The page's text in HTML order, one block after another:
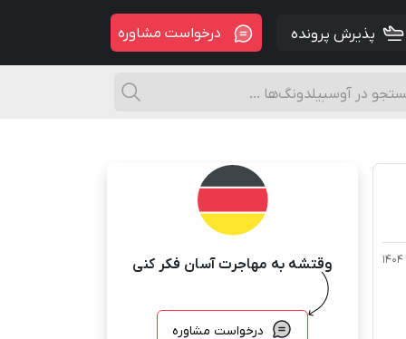
پذیرش پرونده درخواست مشاوره
وقتشه به مهاجرت آسان فکر کنی
درخواست مشاوره